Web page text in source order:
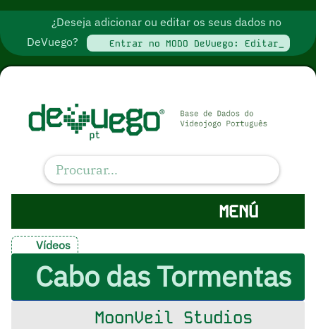
¿Deseja adicionar ou editar os seus dados no
DeVuego?
Entrar no MODO DeVuego: Editar_
MENÚ
Vídeos
Cabo das Tormentas
MoonVeil Studios